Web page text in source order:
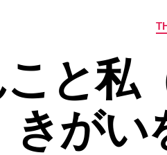
と私
きがい